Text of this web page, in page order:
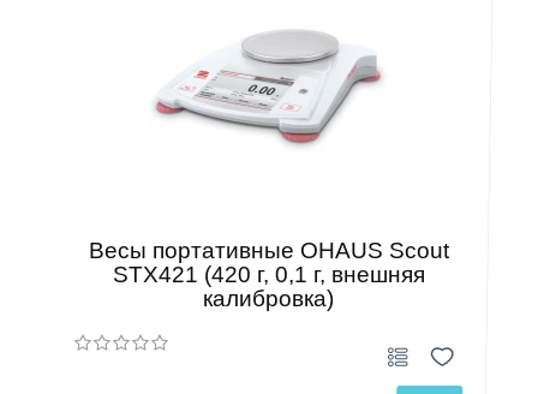
Весы портативные OHAUS Scout
STX421 (420 г, 0,1 г, внешняя
калибровка)